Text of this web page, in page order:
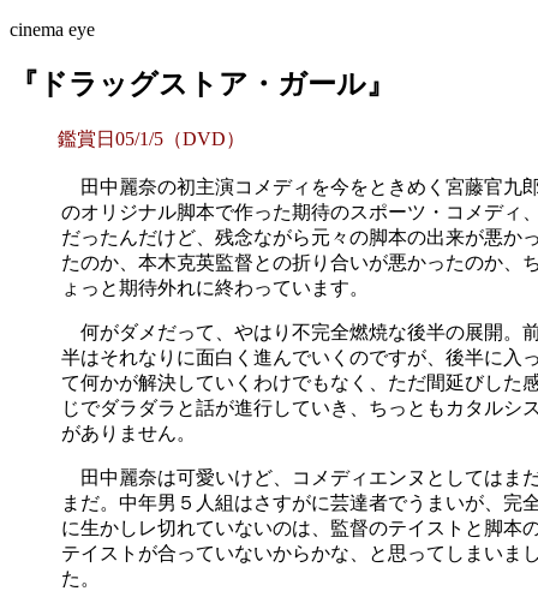
cinema eye
『ドラッグストア・ガール』
鑑賞日05/1/5（DVD）
田中麗奈の初主演コメディを今をときめく宮藤官九
のオリジナル脚本で作った期待のスポーツ・コメディ
だったんだけど、残念ながら元々の脚本の出来が悪か
たのか、本木克英監督との折り合いが悪かったのか、
ょっと期待外れに終わっています。
何がダメだって、やはり不完全燃焼な後半の展開。
半はそれなりに面白く進んでいくのですが、後半に入
て何かが解決していくわけでもなく、ただ間延びした
じでダラダラと話が進行していき、ちっともカタルシ
がありません。
田中麗奈は可愛いけど、コメディエンヌとしてはま
まだ。中年男５人組はさすがに芸達者でうまいが、完
に生かしレ切れていないのは、監督のテイストと脚本
テイストが合っていないからかな、と思ってしまいま
た。